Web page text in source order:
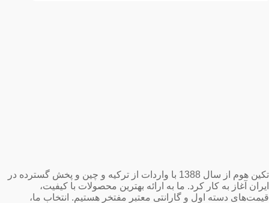
تکین هوم از سال 1388 با واردات از ترکیه و چین و پخش گسترده در
ایران آغاز به کار کرد. ما به ارائه بهترین محصولات با کیفیت،
قیمت‌های دسته اول و گارانتی معتبر مفتخر هستیم. انتخاب ما،